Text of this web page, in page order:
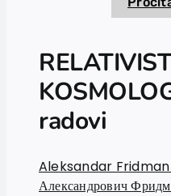
radovi
Aleksandar Fridman
Александрович